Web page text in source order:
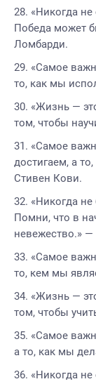
«Никогда
Победа может
Ломбарди.
«Самое
то, как мы
«Жизнь —
том, чтобы
«Самое
достигаем, а
Стивен Кови.
«Никогда
Помни, что в
невежество.»
«Самое
то, кем мы
«Жизнь —
том, чтобы
«Самое
а то, как мы
«Никогда